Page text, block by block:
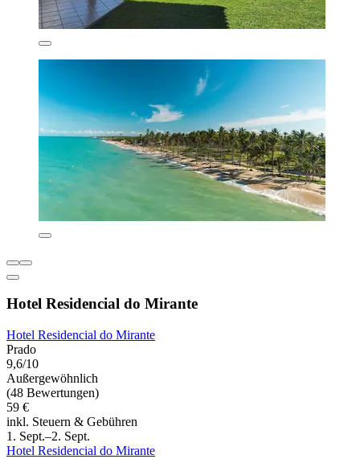
Hotel Residencial do Mirante
Hotel Residencial do Mirante
Prado
9,6/10
Außergewöhnlich
(48 Bewertungen)
59 €
inkl. Steuern & Gebühren
1. Sept.–2. Sept.
Hotel Residencial do Mirante